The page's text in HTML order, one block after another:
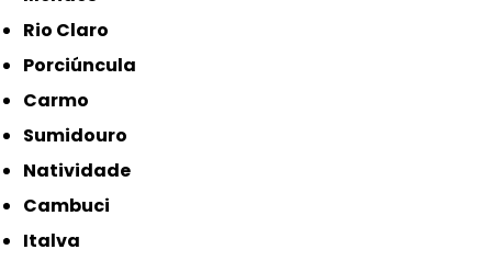
Rio Claro
Porciúncula
Carmo
Sumidouro
Natividade
Cambuci
Italva